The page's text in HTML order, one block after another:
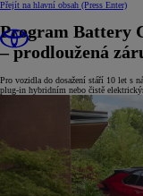
Přejít na hlavní obsah (Press Enter)
Program Battery
– prodloužená
Pro vozidla do dosažení stáří 10 let s
plug-in hybridním nebo čistě